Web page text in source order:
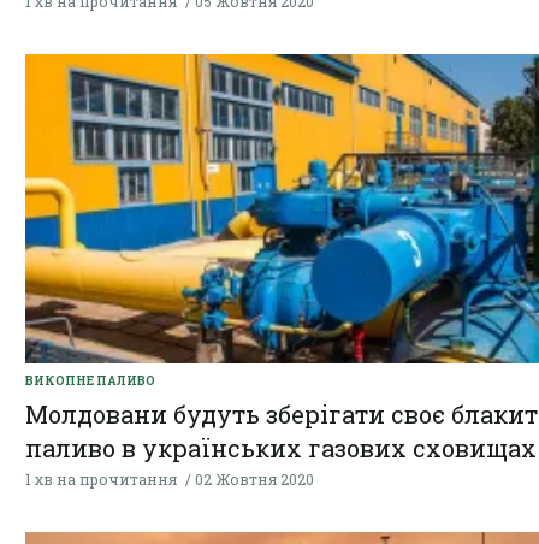
ВИКОПНЕ ПАЛИВО
Молдовани будуть зберігати своє
паливо в українських газових сховищах
1 хв на прочитання 02 Жовтня 2020